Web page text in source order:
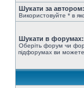
Шукати за автором:
Використовуйте * в
Шукати в форумах:
Оберіть форум чи
підфорумах ви можете